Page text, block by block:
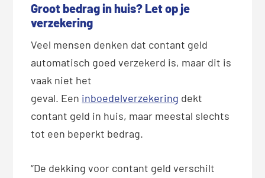
Groot bedrag in huis? Let op je
verzekering
Veel mensen denken dat contant geld
automatisch goed verzekerd is, maar dit is
vaak niet het
geval. Een inboedelverzekering dekt
contant geld in huis, maar meestal slechts
tot een beperkt bedrag.
“De dekking voor contant geld verschilt